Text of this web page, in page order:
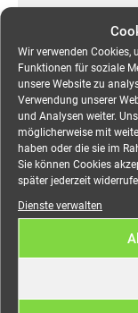
Wir verwenden Cookies,
Funktionen für soziale
unsere Website zu
Verwendung unserer
und Analysen weiter.
möglicherweise mit
haben oder die sie im
Sie können Cookies
später jederzeit
Dienste verwalten
3x CEE
Mieten Sie
online bei
Wir
HIRE oder